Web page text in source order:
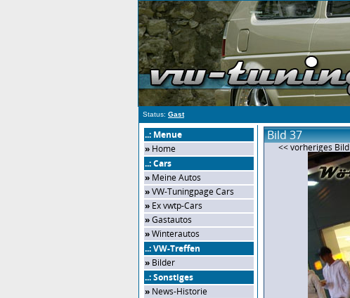
Status: Gast
..: Menue
» Home
..: Cars
» Meine Autos
»VW-Tuningpage Cars
» Ex vwtp-Cars
»Gastautos
»Winterautos
..: VW-Treffen
» Bilder
..: Sonstiges
» News-Historie
Bild 37
<< vorheriges Bild